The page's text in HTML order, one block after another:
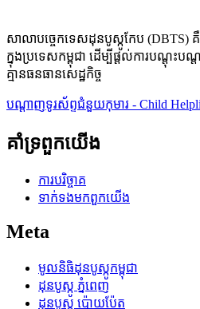
សាលាបច្ចេកទេសដុនបូស្កូកែប
ក្នុងប្រទេសកម្ពុជា ដើម្បីផ្តល់ការបណ្តុះ
គ្មានធនធានសេដ្ឋកិច្ច
បណ្តាញទូរស័ព្ទជំនួយកុមារ - Child
គាំទ្រពួកយើង
ការបរិច្ចាគ
ទាក់ទង​មក​ពួក​យើង
Meta
មូលនិធិដុនបូស្កូកម្ពុជា
ដុនបូស្កូ ភ្នំពេញ
ដុនបូស្កូ​​ ប៉ោយប៉ែត